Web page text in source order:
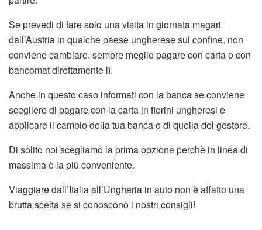
Se prevedi di fare solo una visita in giornata magari
dall’Austria in qualche paese ungherese sul confine, non
conviene cambiare, sempre meglio pagare con carta o con
bancomat direttamente lì.
Anche in questo caso informati con la banca se conviene
scegliere di pagare con la carta in fiorini ungheresi e
applicare il cambio della tua banca o di quella del gestore.
Di solito noi scegliamo la prima opzione perchè in linea di
massima è la più conveniente.
Viaggiare dall’Italia all’Ungheria in auto non è affatto una
brutta scelta se si conoscono i nostri consigli!